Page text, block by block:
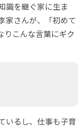
識を継ぐ家に生ま
家さんが、「初めて
りこんな言葉にギク
いるし、仕事も子育